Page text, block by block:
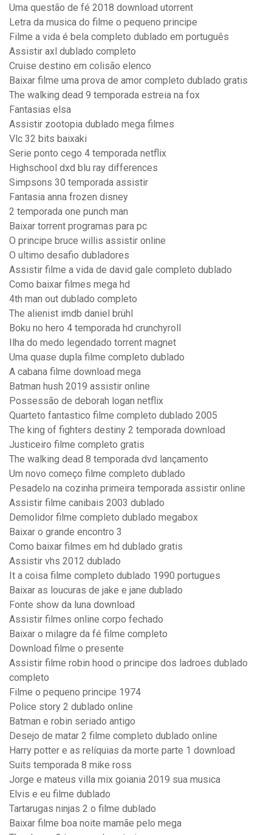
Uma questão de fé 2018 download utorrent
Letra da musica do filme o pequeno principe
Filme a vida é bela completo dublado em português
Assistir axl dublado completo
Cruise destino em colisão elenco
Baixar filme uma prova de amor completo dublado gratis
The walking dead 9 temporada estreia na fox
Fantasias elsa
Assistir zootopia dublado mega filmes
Vlc 32 bits baixaki
Serie ponto cego 4 temporada netflix
Highschool dxd blu ray differences
Simpsons 30 temporada assistir
Fantasia anna frozen disney
2 temporada one punch man
Baixar torrent programas para pc
O principe bruce willis assistir online
O ultimo desafio dubladores
Assistir filme a vida de david gale completo dublado
Como baixar filmes mega hd
4th man out dublado completo
The alienist imdb daniel brühl
Boku no hero 4 temporada hd crunchyroll
Ilha do medo legendado torrent magnet
Uma quase dupla filme completo dublado
A cabana filme download mega
Batman hush 2019 assistir online
Possessão de deborah logan netflix
Quarteto fantastico filme completo dublado 2005
The king of fighters destiny 2 temporada download
Justiceiro filme completo gratis
The walking dead 8 temporada dvd lançamento
Um novo começo filme completo dublado
Pesadelo na cozinha primeira temporada assistir online
Assistir filme canibais 2003 dublado
Demolidor filme completo dublado megabox
Baixar o grande encontro 3
Como baixar filmes em hd dublado gratis
Assistir vhs 2012 dublado
It a coisa filme completo dublado 1990 portugues
Baixar as loucuras de jake e jane dublado
Fonte show da luna download
Assistir filmes online corpo fechado
Baixar o milagre da fé filme completo
Download filme o presente
Assistir filme robin hood o principe dos ladroes dublado
completo
Filme o pequeno principe 1974
Police story 2 dublado online
Batman e robin seriado antigo
Desejo de matar 2 filme completo dublado online
Harry potter e as relíquias da morte parte 1 download
Suits temporada 8 mike ross
Jorge e mateus villa mix goiania 2019 sua musica
Elvis e eu filme dublado
Tartarugas ninjas 2 o filme dublado
Baixar filme boa noite mamãe pelo mega